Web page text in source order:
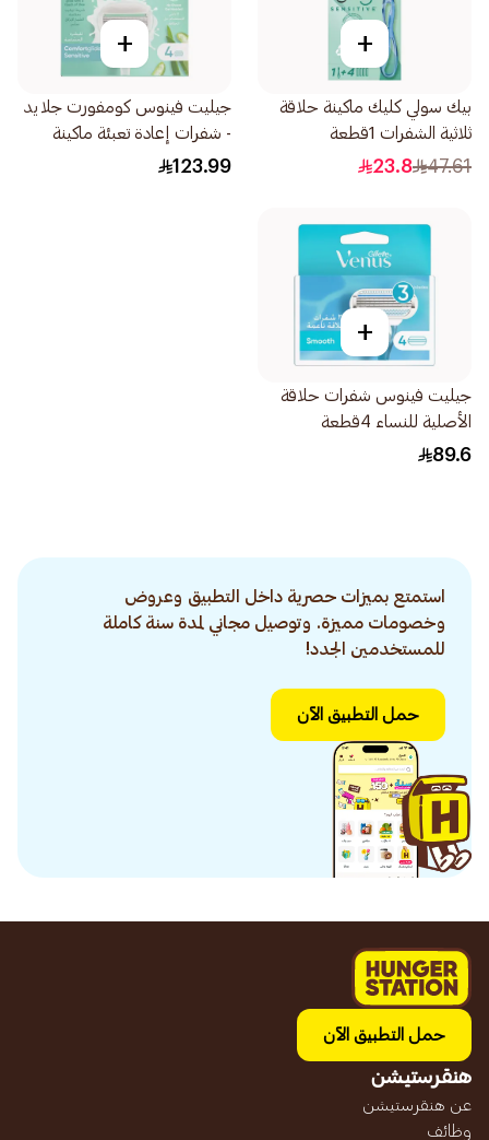
+
بيك سولي كليك ماكينة حلاقة
ثلاثية الشفرات 1قطعة
47.61
23.8
+
جيليت فينوس كومفورت جلايد
- شفرات إعادة تعبئة ماكينة
الحلاقة الحساسة بالصبار 4قطع
123.99
+
جيليت فينوس شفرات حلاقة
الأصلية للنساء 4قطعة
89.6
استمتع بميزات حصرية داخل التطبيق وعروض
وخصومات مميزة. وتوصيل مجاني لمدة سنة كاملة
للمستخدمين الجدد!
حمل التطبيق الآن
حمل التطبيق الآن
هنقرستيشن
عن هنقرستيشن
وظائف